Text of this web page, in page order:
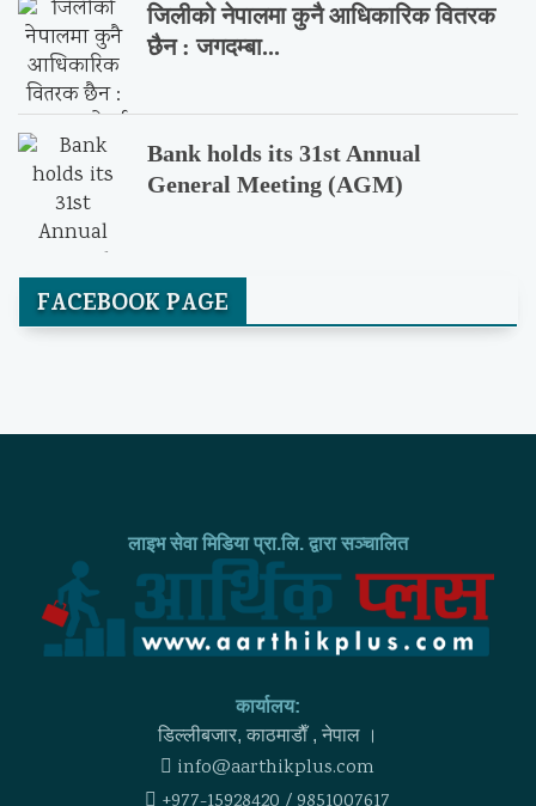
जिलीको नेपालमा कुनै आधिकारिक वितरक
छैन : जगदम्बा...
Bank holds its 31st Annual
General Meeting (AGM)
FACEBOOK PAGE
लाइभ सेवा मिडिया प्रा.लि. द्वारा सञ्चालित
कार्यालय:
डिल्लीबजार, काठमाडाैँ , नेपाल ।
info@aarthikplus.com